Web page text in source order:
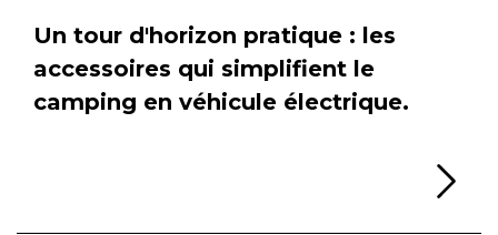
Un tour d'horizon pratique : les
accessoires qui simplifient le
camping en véhicule électrique.